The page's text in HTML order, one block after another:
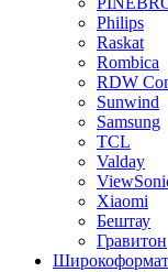
Philips
Raskat
Rombica
RDW
Sunwind
Samsung
TCL
Valday
Xiaomi
Бештау
Гравитон